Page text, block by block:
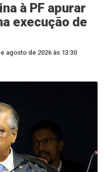
à PF apurar
execução de
agosto de 2026 às 13:30